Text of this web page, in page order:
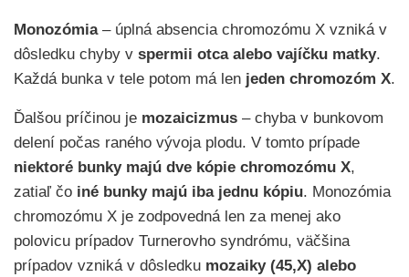
Monozómia– úplná absencia chromozómu X vzniká v
dôsledku chyby v spermii otca alebo vajíčku matky.
Každá bunka v tele potom má len jeden chromozóm X.
Ďalšou príčinou je mozaicizmus – chyba v bunkovom
delení počas raného vývoja plodu. V tomto prípade
niektoré bunky majú dve kópie chromozómu X,
zatiaľ čo iné bunky majú iba jednu kópiu. Monozómia
chromozómu X je zodpovedná len za menej ako
polovicu prípadov Turnerovho syndrómu, väčšina
prípadov vzniká v dôsledku mozaiky (45,X) alebo